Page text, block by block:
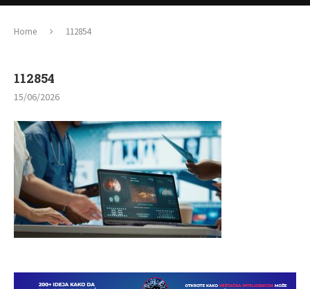
Home 112854
112854
15/06/2026